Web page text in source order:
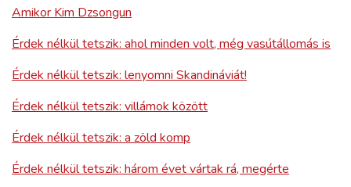
Amikor Kim Dzsongun
Érdek nélkül tetszik: ahol minden volt, még vasútállomás is
Érdek nélkül tetszik: lenyomni Skandináviát!
Érdek nélkül tetszik: villámok között
Érdek nélkül tetszik: a zöld komp
Érdek nélkül tetszik: három évet vártak rá, megérte